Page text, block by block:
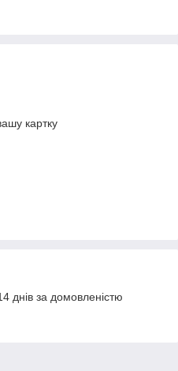
картку
днів за домовленістю